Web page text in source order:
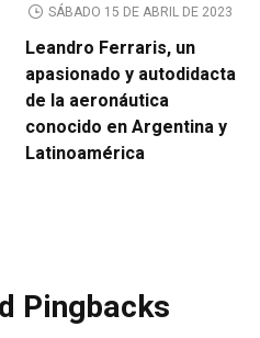
SÁBADO 15 DE ABRIL DE 2023
Leandro Ferraris, un
apasionado y autodidacta
de la aeronáutica
conocido en Argentina y
Latinoamérica
Pingbacks